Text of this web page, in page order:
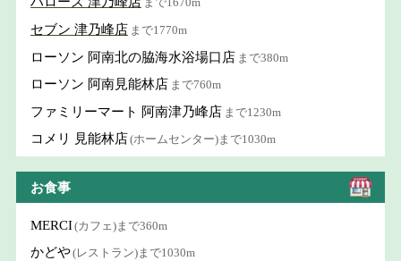
セブン 津乃峰店 まで1770m
ローソン 阿南北の脇海水浴場口店 まで380m
ローソン 阿南見能林店 まで760m
ファミリーマート 阿南津乃峰店 まで1230m
コメリ 見能林店(ホームセンター)まで1030m
お食事
MERCI(カフェ)まで360m
かどや(レストラン)まで1030m